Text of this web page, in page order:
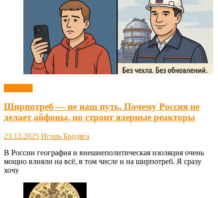
Ширпотреб — не наш путь. Почему Россия не
делает айфоны, но строит ядерные реакторы
23.12.2025 Игорь Бродяга
В России география и внешнеполитическая изоляция очень
мощно влияли на всё, в том числе и на ширпотреб. Я сразу
хочу